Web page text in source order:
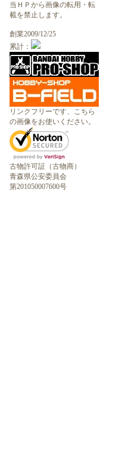
当ＨＰから画像の転用・転
載を禁止します。
創業2009/12/25
累計：
リンクフリーです、こちら
の画像をお使いください。
古物許可証（古物商）
青森県公安委員会
第201050007600号